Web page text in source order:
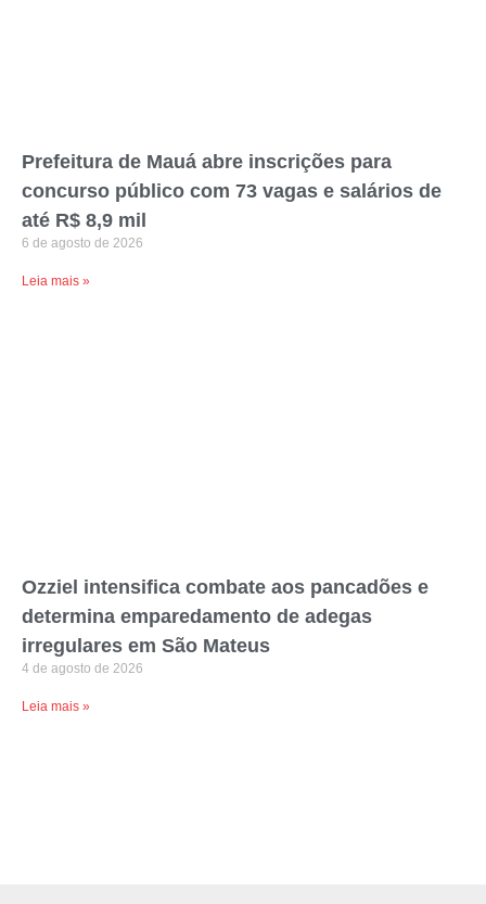
Prefeitura de Mauá abre inscrições para
concurso público com 73 vagas e salários de
até R$ 8,9 mil
6 de agosto de 2026
Leia mais »
Ozziel intensifica combate aos pancadões e
determina emparedamento de adegas
irregulares em São Mateus
4 de agosto de 2026
Leia mais »